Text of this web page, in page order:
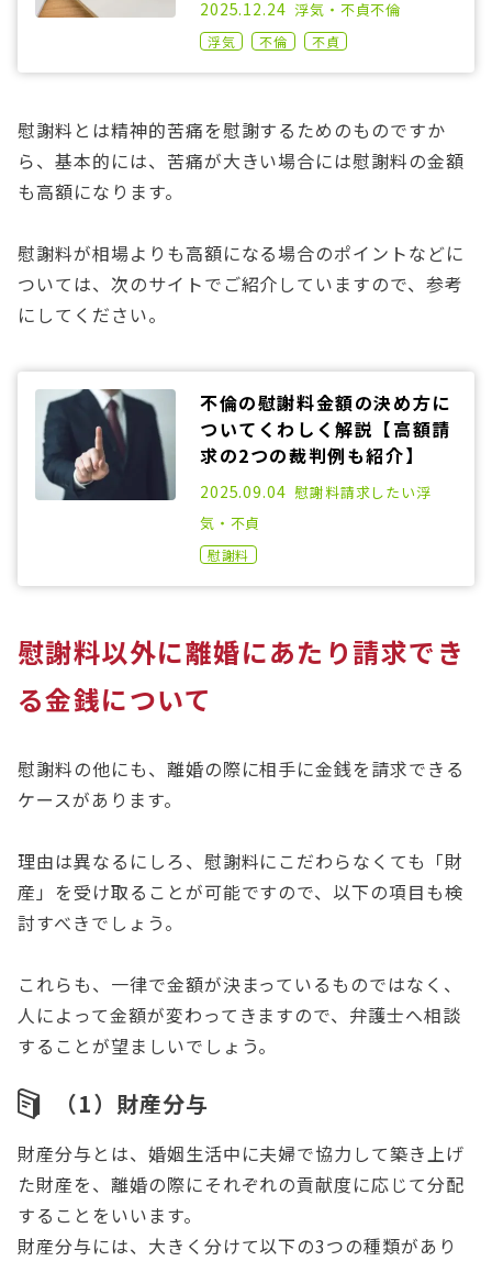
2025.12.24 浮気・不貞不倫
浮気 不倫 不貞
慰謝料とは精神的苦痛を慰謝するためのものですか
ら、基本的には、苦痛が大きい場合には慰謝料の金額
も高額になります。
慰謝料が相場よりも高額になる場合のポイントなどに
ついては、次のサイトでご紹介していますので、参考
にしてください。
不倫の慰謝料金額の決め方に
ついてくわしく解説【高額請
求の2つの裁判例も紹介】
2021.07.21
2025.09.04 慰謝料請求したい浮
気・不貞
慰謝料
慰謝料以外に離婚にあたり請求でき
る金銭について
慰謝料の他にも、離婚の際に相手に金銭を請求できる
ケースがあります。
理由は異なるにしろ、慰謝料にこだわらなくても「財
産」を受け取ることが可能ですので、以下の項目も検
討すべきでしょう。
これらも、一律で金額が決まっているものではなく、
人によって金額が変わってきますので、弁護士へ相談
することが望ましいでしょう。
（1）財産分与
財産分与とは、婚姻生活中に夫婦で協力して築き上げ
た財産を、離婚の際にそれぞれの貢献度に応じて分配
することをいいます。
財産分与には、大きく分けて以下の3つの種類があり